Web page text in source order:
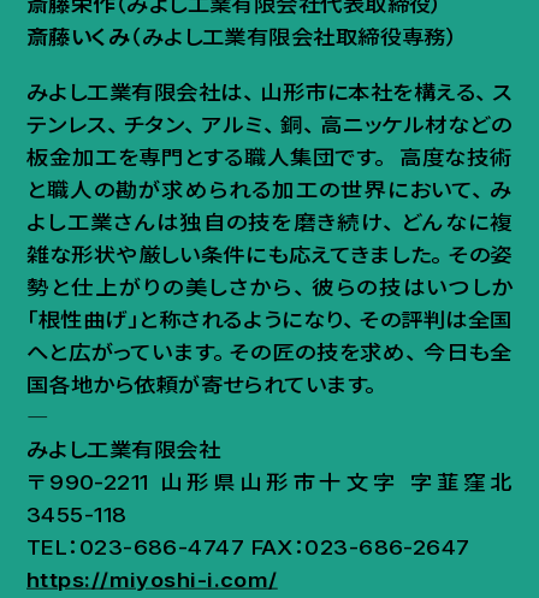
斎藤いくみ（みよし工業有限会社取締役専務）
みよし工業有限会社は、 山形市に本社を構える、 ス
テンレス、 チタン、 アルミ、 銅、 高ニッケル材などの
板金加工を専門とする職人集団です。
高度な技術
と職人の勘が求められる加工の世界において、 み
よし工業さんは独自の技を磨き続け、
どんなに複
雑な形状や厳しい条件にも応えてきました。 その姿
勢と仕上がりの美しさから 、 彼らの技はいつしか
「根性曲げ」と称されるようになり、 その評判は全国
へと広がっています。 その匠の技を求め、 今日も全
国各地から依頼が寄せられています。
―
みよし工業有限会社
〒990-2211 山形県山形市十文字 字韮窪北
3455-118
TEL：023-686-4747 FAX：023-686-2647
https://miyoshi-i.com/